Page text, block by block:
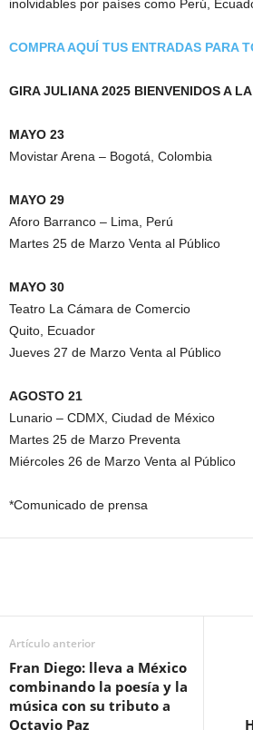
inolvidables por países como Perú,
COMPRA AQUÍ TUS ENTRADAS PARA
GIRA JULIANA 2025 BIENVENIDOS A
MAYO 23
Movistar Arena – Bogotá, Colombia
MAYO 29
Aforo Barranco – Lima, Perú
Martes 25 de Marzo Venta al Público
MAYO 30
Teatro La Cámara de Comercio
Quito, Ecuador
Jueves 27 de Marzo Venta al Público
AGOSTO 21
Lunario – CDMX, Ciudad de México
Martes 25 de Marzo Preventa
Miércoles 26 de Marzo Venta al Público
*Comunicado de prensa
Artículo anterior
Fran Diego: lleva a México
combinando la poesía y la
música con su tributo a
Octavio Paz